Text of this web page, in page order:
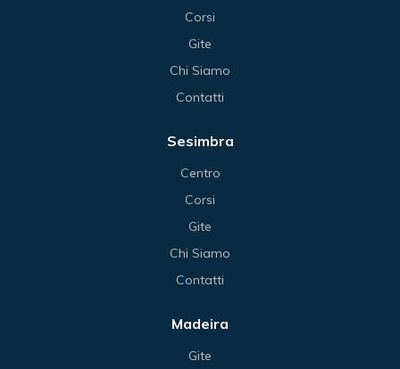
Corsi
Gite
Chi Siamo
Contatti
Sesimbra
Centro
Corsi
Gite
Chi Siamo
Contatti
Madeira
Gite